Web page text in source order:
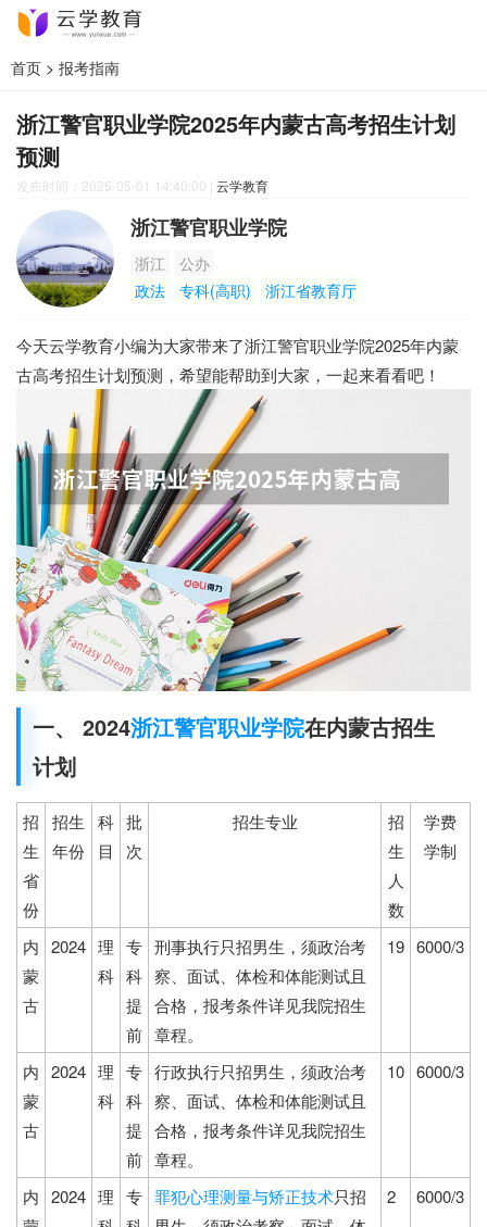
首页 > 报考指南
浙江警官职业学院2025年内蒙古高考招生计划
预测
发布时间：2025-05-01 14:40:00 | 云学教育
浙江警官职业学院
浙江
公办
政法
专科(高职) 浙江省教育厅
今天云学教育小编为大家带来了浙江警官职业学院2025年内蒙
古高考招生计划预测，希望能帮助到大家，一起来看看吧！
一、 2024浙江警官职业学院在内蒙古招生
计划
招
生
省
份
招生
年份
科
目
批
次
招生专业
招
生
人
数
学费
学制
内
蒙
古
2024 理
科
专
科
提
前
刑事执行只招男生，须政治考
察、面试、体检和体能测试且
合格，报考条件详见我院招生
章程。
19 6000/3
内
蒙
古
2024 理
科
专
科
提
前
行政执行只招男生，须政治考
察、面试、体检和体能测试且
合格，报考条件详见我院招生
章程。
10 6000/3
内 2024 理 专 罪犯心理测量与矫正技术只招
2 6000/3